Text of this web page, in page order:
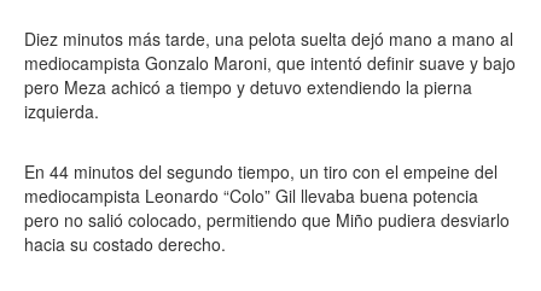
Diez minutos más tarde, una pelota suelta dejó mano a mano al
mediocampista Gonzalo Maroni, que intentó definir suave y bajo
pero Meza achicó a tiempo y detuvo extendiendo la pierna
izquierda.
En 44 minutos del segundo tiempo, un tiro con el empeine del
mediocampista Leonardo “Colo” Gil llevaba buena potencia
pero no salió colocado, permitiendo que Miño pudiera desviarlo
hacia su costado derecho.